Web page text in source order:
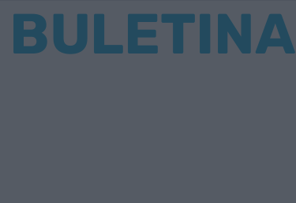
BULETINA